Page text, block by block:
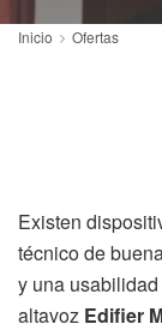
Inicio Ofertas
Existen
técnico de
y una
altavoz Edifier